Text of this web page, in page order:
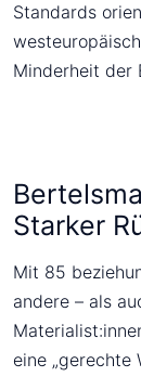
Standards
Minderheit der
Starker
Mit 85
andere – als
eine „gerechte